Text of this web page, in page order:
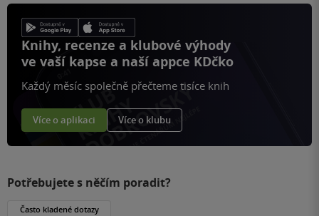
Knihy, recenze a klubové výhody
ve vaší kapse a naší appce KDčko
Každý měsíc společně přečteme tisíce knih
Více o aplikaci Více o klubu
Potřebujete s něčím poradit?
Často kladené dotazy